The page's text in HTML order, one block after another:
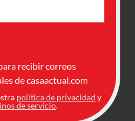
recibir correos
de casaactual.com
política de privacidad y
de servicio.